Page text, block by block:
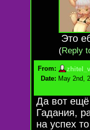
Это
(Reply
From:
Date: May 2nd,
Да вот ещё
Гадания,
на успех